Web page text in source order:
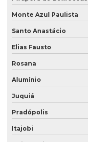
Monte Azul Paulista
Santo Anastácio
Elias Fausto
Rosana
Alumínio
Juquiá
Pradópolis
Itajobi